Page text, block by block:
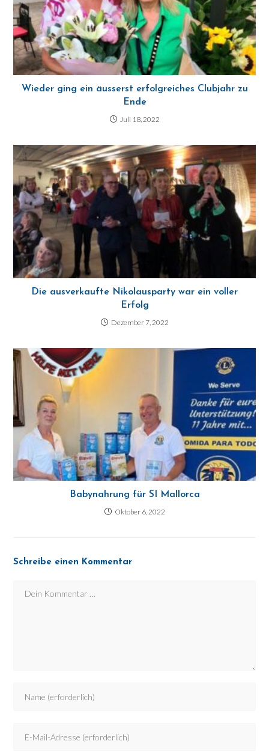
Wieder ging ein äusserst erfolgreiches Clubjahr zu
Ende
Juli 18, 2022
Die ausverkaufte Nikolausparty war ein voller
Erfolg
Dezember 7, 2022
Babynahrung für SI Mallorca
Oktober 6, 2022
Schreibe einen Kommentar